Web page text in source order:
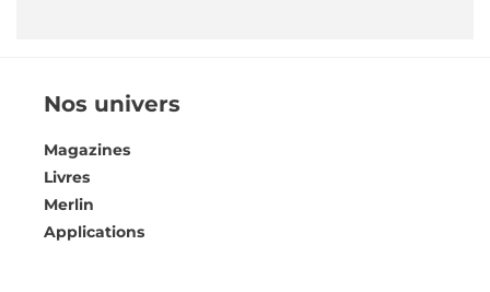
Nos univers
Magazines
Livres
Merlin
Applications